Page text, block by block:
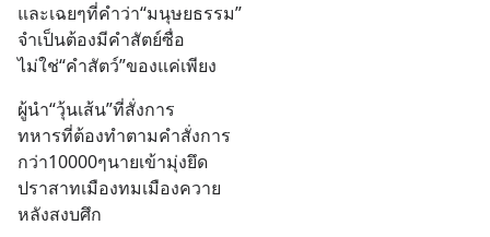
และเฉยๆที่คำว่า“มนุษยธรรม”
จำเป็นต้องมีคำสัตย์ซื่อ
ไม่ใช่“คำสัตว์”ของแค่เพียง
ผู้นำ“วุ้นเส้น”ที่สั่งการ
ทหารที่ต้องทำตามคำสั่งการ
กว่า10000ๆนายเข้ามุ่งยึด
ปราสาทเมืองทมเมืองควาย
หลังสงบศึก